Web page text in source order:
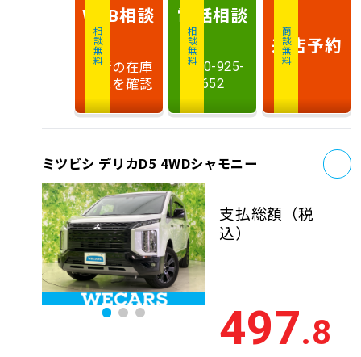
相談無料
WEB相談
最新の在庫
状況を確認
相談無料
電話相談
0120-925-
652
商談無料
来店予約
ミツビシ デリカD5 4WDシャモニー
支払総額 （税
込）
497.8